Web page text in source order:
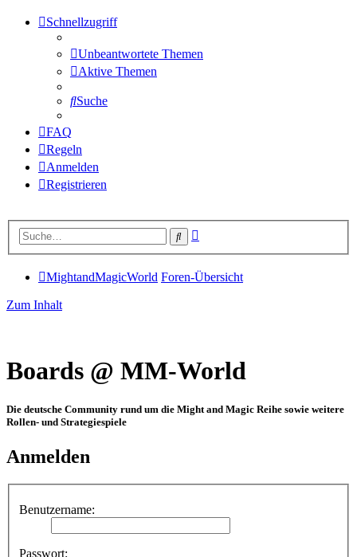
Schnellzugriff
Unbeantwortete Themen
Aktive Themen
Suche
FAQ
Regeln
Anmelden
Registrieren
Suche
MightandMagicWorld Foren-Übersicht
Zum Inhalt
Boards @ MM-World
Die deutsche Community rund um die Might and Magic Reihe sowie weitere
Rollen- und Strategiespiele
Anmelden
Benutzername:
Passwort: